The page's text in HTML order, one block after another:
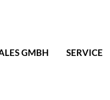
GMBH SERVICE